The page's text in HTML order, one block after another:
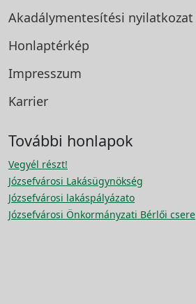
Akadálymentesítési nyilatkozat
Honlaptérkép
Impresszum
Karrier
További honlapok
Vegyél részt!
Józsefvárosi Lakásügynökség
Józsefvárosi lakáspályázato
Józsefvárosi Önkormányzati Bérlői csere